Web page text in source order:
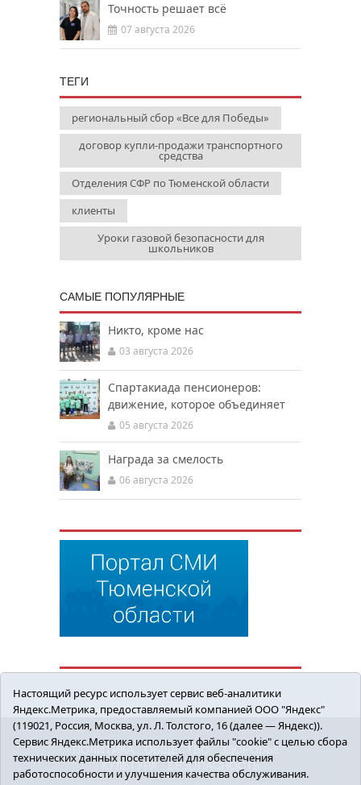
Точность решает всё
07 августа 2026
ТЕГИ
региональный сбор «Все для Победы»
договор купли-продажи транспортного
средства
Отделения СФР по Тюменской области
клиенты
Уроки газовой безопасности для
школьников
САМЫЕ ПОПУЛЯРНЫЕ
Никто, кроме нас
03 августа 2026
Спартакиада пенсионеров:
движение, которое объединяет
05 августа 2026
Награда за смелость
06 августа 2026
ПОЛИТИКА ОБЩЕСТВО
ЗДОРОВЬЕ
КУЛЬТУРА
БЕЗОПАСНОСТЬ
Настоящий ресурс использует сервис веб-аналитики
Яндекс.Метрика, предоставляемый компанией ООО "Яндекс"
(119021, Россия, Москва, ул. Л. Толстого, 16 (далее — Яндекс)).
Сервис Яндекс.Метрика использует файлы "cookie" с целью сбора
технических данных посетителей для обеспечения
работоспособности и улучшения качества обслуживания.